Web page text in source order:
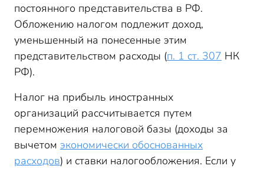
постоянного представительства в РФ.
Обложению налогом подлежит доход,
уменьшенный на понесенные этим
представительством расходы (п. 1 ст. 307 НК
РФ).
Налог на прибыль иностранных
организаций рассчитывается путем
перемножения налоговой базы (доходы за
вычетом экономически обоснованных
расходов) и ставки налогообложения. Если у